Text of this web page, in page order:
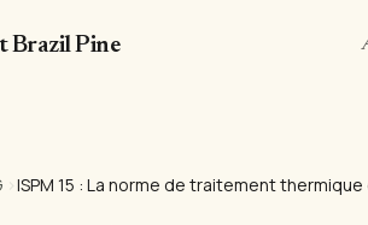
Brazil Pine
›